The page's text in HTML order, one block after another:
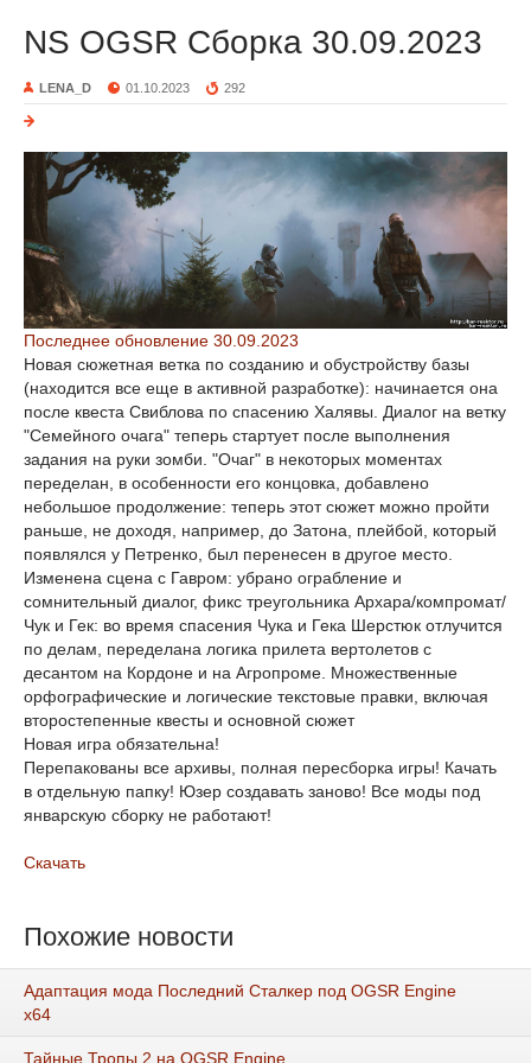
NS OGSR Сборка 30.09.2023
LENA_D 01.10.2023 292
Последнее обновление 30.09.2023
Новая сюжетная ветка по созданию и обустройству базы
(находится все еще в активной разработке): начинается она
после квеста Свиблова по спасению Халявы. Диалог на ветку
"Семейного очага" теперь стартует после выполнения
задания на руки зомби. "Очаг" в некоторых моментах
переделан, в особенности его концовка, добавлено
небольшое продолжение: теперь этот сюжет можно пройти
раньше, не доходя, например, до Затона, плейбой, который
появлялся у Петренко, был перенесен в другое место.
Изменена сцена с Гавром: убрано ограбление и
сомнительный диалог, фикс треугольника Архара/компромат/
Чук и Гек: во время спасения Чука и Гека Шерстюк отлучится
по делам, переделана логика прилета вертолетов с
десантом на Кордоне и на Агропроме. Множественные
орфографические и логические текстовые правки, включая
второстепенные квесты и основной сюжет
Новая игра обязательна!
Перепакованы все архивы, полная пересборка игры! Качать
в отдельную папку! Юзер создавать заново! Все моды под
январскую сборку не работают!
Скачать
Похожие новости
Адаптация мода Последний Сталкер под OGSR Engine
х64
Тайные Тропы 2 на OGSR Engine